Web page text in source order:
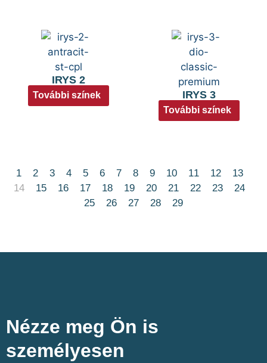
IRYS 2
További színek IRYS 3
További színek
1 2 3 4 5 6 7 8 9 10 11 12
13
14
15 16 17 18 19 20 21 22 23
24
25
26 27 28 29
Nézze meg Ön is
személyesen​